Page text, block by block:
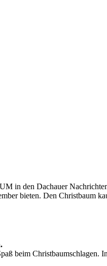
den Dachauer
bieten. Den Christbaum
beim Christbaumschlagen.